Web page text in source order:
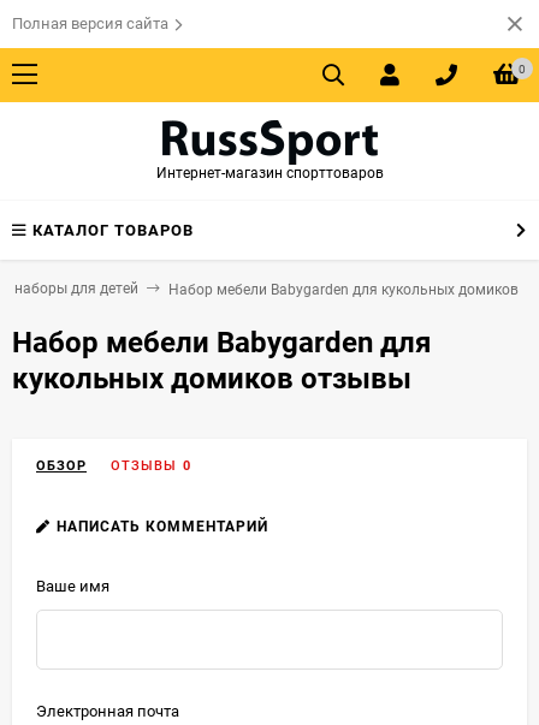
Полная версия сайта
0
Интернет-магазин спорттоваров
КАТАЛОГ ТОВАРОВ
наборы для детей Набор мебели Babygarden для кукольных домиков
Набор мебели Babygarden для
кукольных домиков отзывы
ОБЗОР ОТЗЫВЫ 0
НАПИСАТЬ КОММЕНТАРИЙ
Ваше имя
Электронная почта